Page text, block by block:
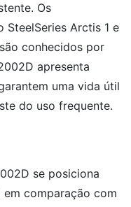
Os
SteelSeries Arctis 1 e
conhecidos por
apresenta
uma vida útil
do uso frequente.
se posiciona
comparação com